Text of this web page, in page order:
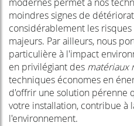
moindres signes de
considérablement les
majeurs. Par ailleurs, nous
particulière à l'impact
en privilégiant des matériaux
techniques économes en
d'offrir une solution pérenne
votre installation, contribue à
l'environnement.